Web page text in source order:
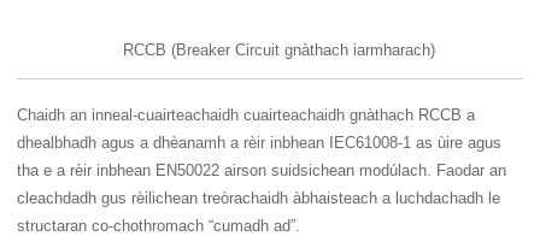
RCCB (Breaker Circuit gnàthach iarmharach)
Chaidh an inneal-cuairteachaidh cuairteachaidh gnàthach RCCB a
dhealbhadh agus a dhèanamh a rèir inbhean IEC61008-1 as ùire agus
tha e a rèir inbhean EN50022 airson suidsichean modúlach. Faodar an
cleachdadh gus rèilichean treòrachaidh àbhaisteach a luchdachadh le
structaran co-chothromach “cumadh ad”.